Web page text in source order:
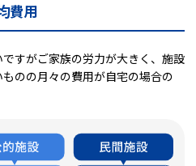
費用
すがご家族の労力が大きく、施設
のの月々の費用が自宅の場合の